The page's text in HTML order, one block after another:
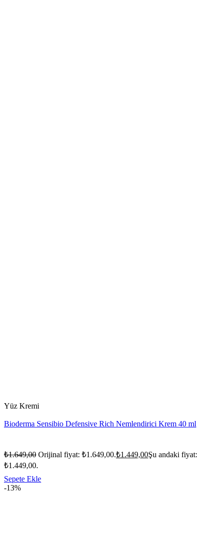
Yüz Kremi
Bioderma Sensibio Defensive Rich Nemlendirici Krem 40 ml
₺1.649,00 Orijinal fiyat: ₺1.649,00.₺1.449,00Şu andaki fiyat:
₺1.449,00.
Sepete Ekle
-13%